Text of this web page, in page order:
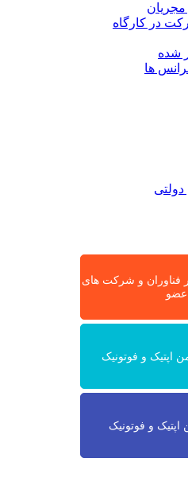
در کارگاه
ها
و شرکت های
اپتیک و فوتونیک
و فوتونیک